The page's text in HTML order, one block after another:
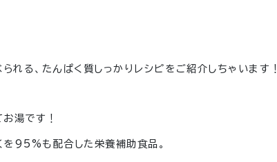
れる、たんぱく質しっかりレシピをご紹介しちゃいます！
お湯です！
95%も配合した栄養補助食品。